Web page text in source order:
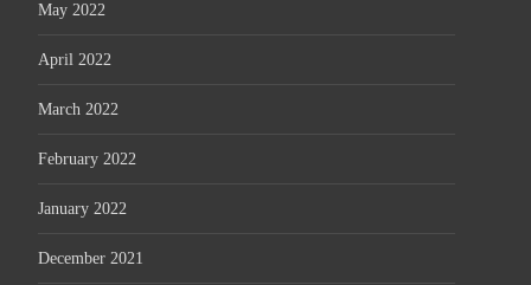
May 2022
April 2022
March 2022
February 2022
January 2022
December 2021